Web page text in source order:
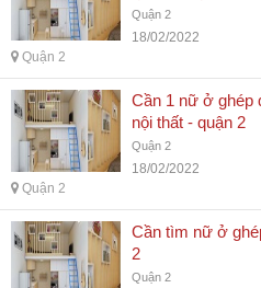
Quận 2
18/02/2022
Quận 2
Cần 1 nữ ở ghép
nội thất - quận 2
Quận 2
18/02/2022
Quận 2
Cần tìm nữ ở
2
Quận 2